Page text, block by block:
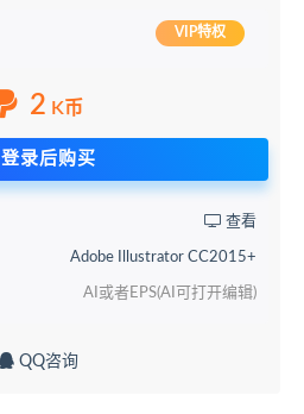
VIP特权
2 K币
登录后购买
查看
Adobe Illustrator CC2015+
AI或者EPS(AI可打开编辑)
QQ咨询